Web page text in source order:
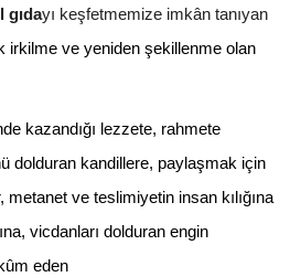
gıdayı keşfetmemize imkân tanıyan
irkilme ve yeniden şekillenme olan
kazandığı lezzete, rahmete
dolduran kandillere, paylaşmak için
ve teslimiyetin insan kılığına
vicdanları dolduran engin
eden